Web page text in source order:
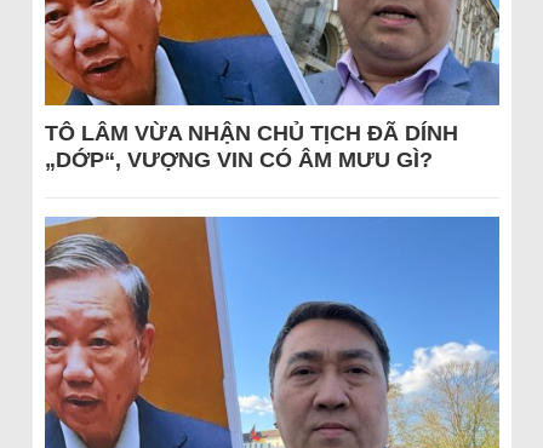
TÔ LÂM VỪA NHẬN CHỦ TỊCH ĐÃ DÍNH
„DỚP“, VƯỢNG VIN CÓ ÂM MƯU GÌ?